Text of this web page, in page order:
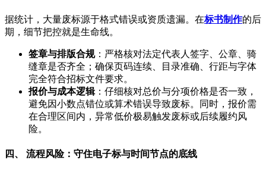
据统计，大量废标源于格式错误或资质遗漏。在标书制作的后
期，细节把控就是生命线。
签章与排版合规：严格核对法定代表人签字、公章、骑
缝章是否齐全；确保页码连续、目录准确、行距与字体
完全符合招标文件要求。
报价与成本逻辑：仔细核对总价与分项价格是否一致，
避免因小数点错位或算术错误导致废标。同时，报价需
在合理区间内，异常低价极易触发废标或后续履约风
险。
四、 流程风险：守住电子标与时间节点的底线